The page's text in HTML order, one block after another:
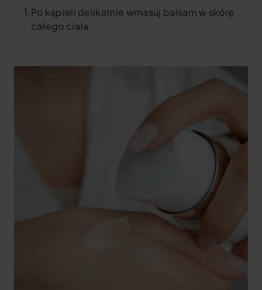
Po kąpieli delikatnie wmasuj balsam w skórę
całego ciała.